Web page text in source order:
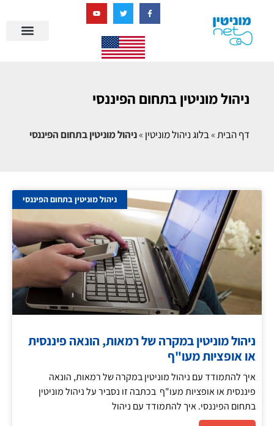
ניהול מוניטין בתחום הפיננסי
דף הבית»בלוג ניהול מוניטין »ניהול מוניטין בתחום הפיננסי
ניהול מוניטין בתחום הפיננסי
ניהול מוניטין במקרה של רמאות, הונאה פיננסית
או אופציות מעו"ף
איך להתמודד עם ניהול מוניטין במקרה של רמאות, הונאה
פיננסית או אופציות מעו"ף בכתבה זו נסביר על ניהול מוניטין
בתחום הפיננסי. איך להתמודד עם ניהול